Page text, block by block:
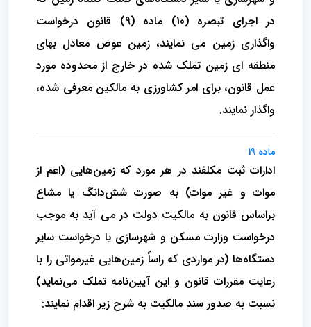
در اجرای تبصره (10) ماده (9) قانون درخواست
واگذاری زمین می نمایند، زمین عوض معادل بهای
منطقه ای زمین تملک شده در خارج از محدوده مورد
عمل قانون، برای امر کشاورزی به مالکین معرفی شده،
واگذار نمایند.
ماده 19
ادارات ثبت مکلفند در هر مورد که زمین‌هایی (اعم از
موات و غیر موات) به صورت شش‌دانگ یا مشاع
براساس قانون به مالکیت دولت در می آید به موجب
درخواست وزارت مسکن و شهرسازی یا درخواست سایر
دستگاه‌ها (در مواردی که راساً زمین‌هایی غیرمواتی را با
رعایت مقررات قانون و این آیین‌نامه تملک می‌نماید)
نسبت به صدور سند مالکیت به شرح زیر اقدام نمایند: